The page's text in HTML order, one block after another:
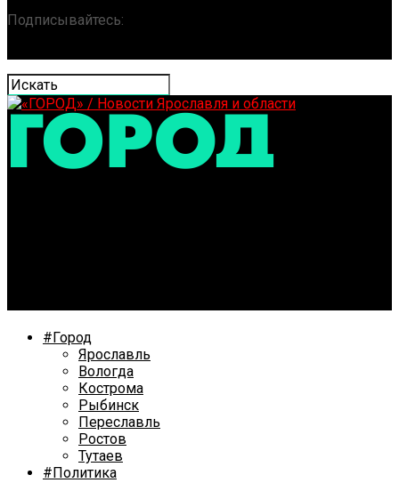
Подписывайтесь:
#Город
Ярославль
Вологда
Кострома
Рыбинск
Переславль
Ростов
Тутаев
#Политика